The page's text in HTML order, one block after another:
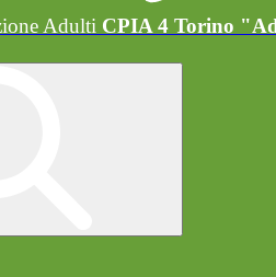
Adulti CPIA 4 Torino